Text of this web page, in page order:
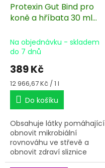
Protexin Gut Bind pro
koně a hříbata 30 ml
Na objednávku - skladem
do 7 dnů
389 Kč
Měrná
cena:
12 966,67 Kč / 1 l
Do košíku
Obsahuje látky pomáhající
obnovit mikrobiální
rovnováhu ve střevě a
obnovit zdraví sliznice
střeva. Používá se při